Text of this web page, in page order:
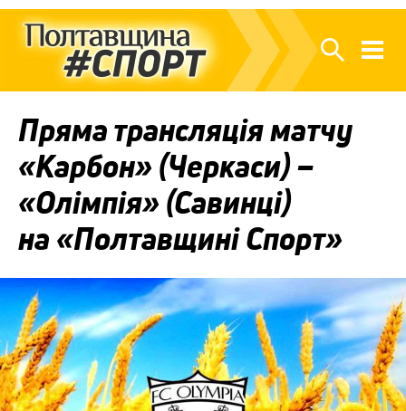
Пряма трансляція матчу
«Карбон» (Черкаси) –
«Олімпія» (Савинці)
на «Полтавщині Спорт»